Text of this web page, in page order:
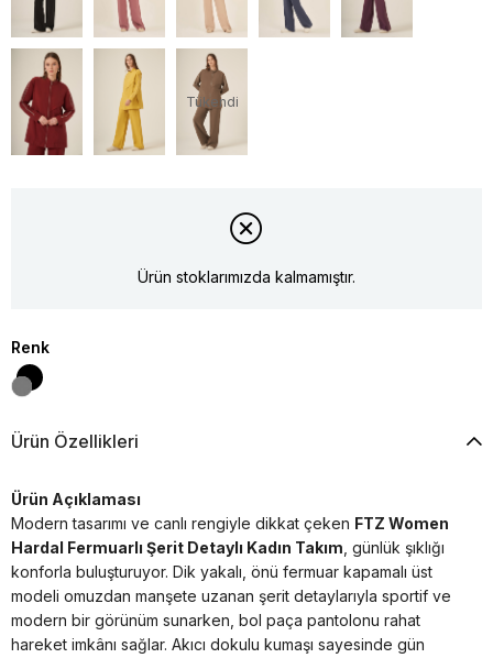
Tükendi
Ürün stoklarımızda kalmamıştır.
Renk
Ürün Özellikleri
Ürün Açıklaması
Modern tasarımı ve canlı rengiyle dikkat çeken FTZ Women
Hardal Fermuarlı Şerit Detaylı Kadın Takım , günlük şıklığı
konforla buluşturuyor. Dik yakalı, önü fermuar kapamalı üst
modeli omuzdan manşete uzanan şerit detaylarıyla sportif ve
modern bir görünüm sunarken, bol paça pantolonu rahat
hareket imkânı sağlar. Akıcı dokulu kumaşı sayesinde gün